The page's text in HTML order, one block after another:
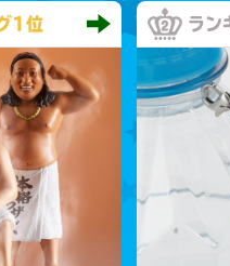
1位 ラン